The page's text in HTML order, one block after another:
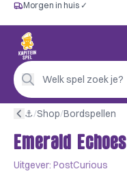
Gratis vanaf €60
Morgen in huis ✓
Persoonlijk advies
4,9/5 —
Morgen in huis ✓
Welk spel zoek je?
⚓︎/Shop/Bordspellen
Emerald Echoes
Uitgever: PostCurious